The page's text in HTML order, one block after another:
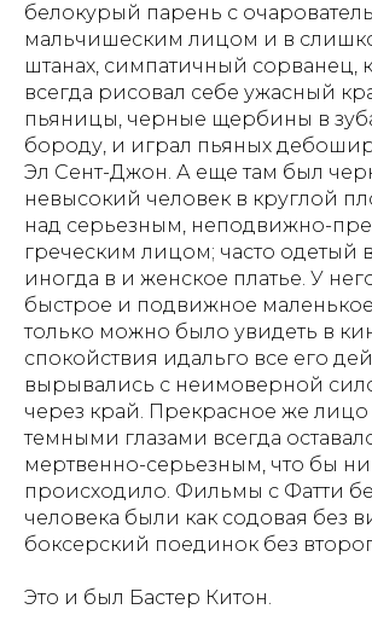
белокурый парень с
мальчишеским лицом и в
штанах, симпатичный сорванец,
всегда рисовал себе ужасный
пьяницы, черные щербины в
бороду, и играл пьяных
Эл Сент-Джон. А еще там был
невысокий человек в круглой
над серьезным, неподвижно-
греческим лицом; часто одетый
иногда в и женское платье. У
быстрое и подвижное маленькое
только можно было увидеть в
спокойствия идальго все его
вырывались с неимоверной
через край. Прекрасное же
темными глазами всегда
мертвенно-серьезным, что бы ни
происходило. Фильмы с Фатти
человека были как содовая без
боксерский поединок без
Это и был Бастер Китон.